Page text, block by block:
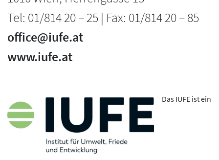
Tel: 01/814 20 – 25 | Fax: 01/814 20 – 85
office@iufe.at
www.iufe.at
Das IUFE ist ein